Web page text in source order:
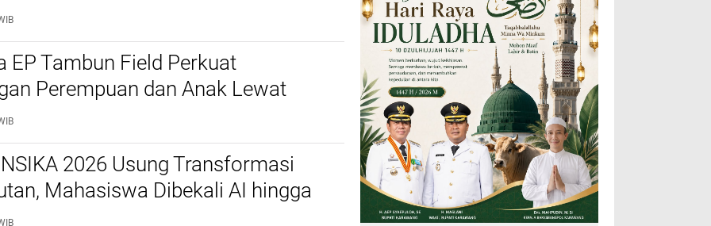
Ayam
EP Tambun Field Perkuat
Perempuan dan Anak Lewat
Lestari
2026 Usung Transformasi
Mahasiswa Dibekali AI hingga